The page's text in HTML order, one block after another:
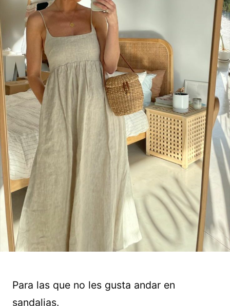
Para las que no les gusta andar en
sandalias.